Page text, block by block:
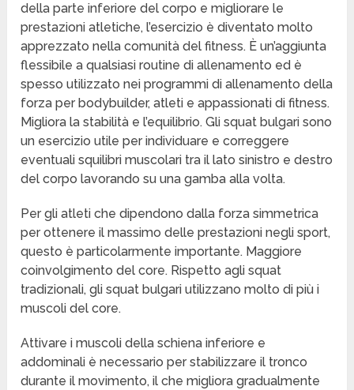
della parte inferiore del corpo e migliorare le
prestazioni atletiche, l’esercizio è diventato molto
apprezzato nella comunità del fitness. È un’aggiunta
flessibile a qualsiasi routine di allenamento ed è
spesso utilizzato nei programmi di allenamento della
forza per bodybuilder, atleti e appassionati di fitness.
Migliora la stabilità e l’equilibrio. Gli squat bulgari sono
un esercizio utile per individuare e correggere
eventuali squilibri muscolari tra il lato sinistro e destro
del corpo lavorando su una gamba alla volta.
Per gli atleti che dipendono dalla forza simmetrica
per ottenere il massimo delle prestazioni negli sport,
questo è particolarmente importante. Maggiore
coinvolgimento del core. Rispetto agli squat
tradizionali, gli squat bulgari utilizzano molto di più i
muscoli del core.
Attivare i muscoli della schiena inferiore e
addominali è necessario per stabilizzare il tronco
durante il movimento, il che migliora gradualmente